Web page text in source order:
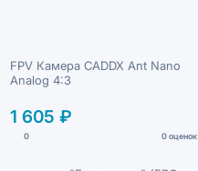
FPV Камера CADDX Ant Nano
Analog 4:3
1 605 ₽
0 0 оценок